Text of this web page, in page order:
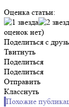
Оценка статьи:
оценок нет)
Поделиться с
Твитнуть
Поделиться
Поделиться
Отправить
Класснуть
Похожие